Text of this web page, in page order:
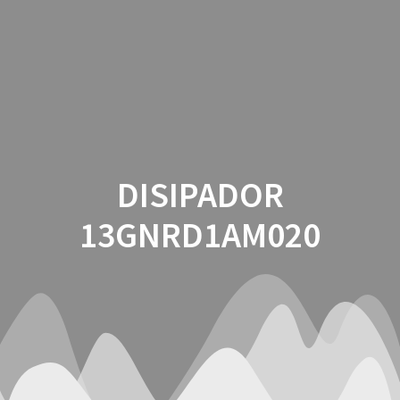
DISIPADOR
13GNRD1AM020